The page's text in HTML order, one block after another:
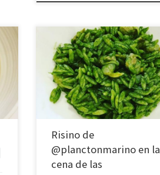
Risino de
@planctonmarino en la
cena de las